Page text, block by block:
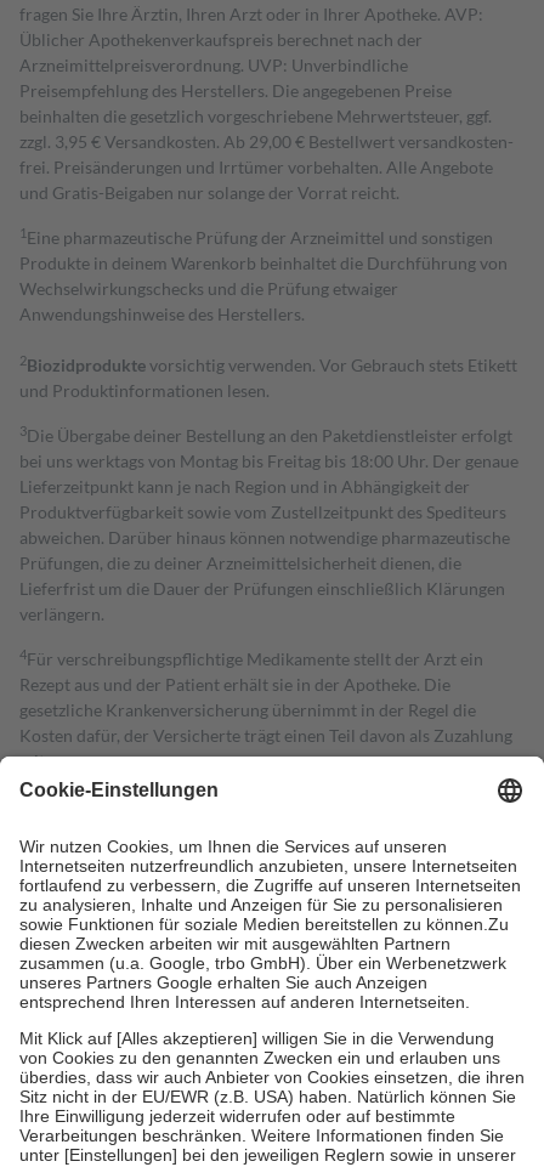
fragen Sie Ihre Ärztin, Ihren Arzt oder in Ihrer Apotheke. AVP:
Üblicher Apothekenverkaufspreis berechnet nach der
Arzneimittelpreisverordnung. UVP: Unverbindliche
Preisempfehlung des Herstellers. Die angegebenen Preise
beinhalten die gesetzlich vorgeschriebene Mehrwertsteuer, ggf.
zzgl. 3,95 € Versandkosten. Ab 29,00 € Bestell­wert versand­kosten­
frei. Preisänderungen und Irrtümer vorbehalten. Alle Angebote
und Gratis-Beigaben nur solange der Vorrat reicht.
1 Eine pharmazeutische Prüfung der Arzneimittel und sonstigen
Produkte in deinem Warenkorb beinhaltet die Durchführung von
Wechselwirkungschecks und die Prüfung etwaiger
Anwendungshinweise des Herstellers.
2Biozidproduktevorsichtig verwenden. Vor Gebrauch stets Etikett
und Produktinformationen lesen.
3Die Übergabe deiner Bestellung an den Paketdienstleister erfolgt
bei uns werktags von Montag bis Freitag bis 18:00 Uhr. Der genaue
Lieferzeitpunkt kann je nach Region und in Abhängigkeit der
Produktverfügbarkeit sowie vom Zustellzeitpunkt des Spediteurs
abweichen. Darüber hinaus können notwendige pharmazeutische
Prüfungen, die zu deiner Arzneimittelsicherheit dienen, die
Lieferfrist um die Dauer der Prüfungen einschließlich Klärungen
verlängern.
4Für verschreibungspflichtige Medikamente stellt der Arzt ein
Rezept aus und der Patient erhält sie in der Apotheke. Die
gesetzliche Krankenversicherung übernimmt in der Regel die
Kosten dafür, der Versicherte trägt einen Teil davon als Zuzahlung
mit.
Grundsätzlich leisten Mitglieder Zuzahlungen in Höhe von zehn
höchstens zehn Euro.
Es sind jedoch nie mehr als die tatsächlichen
Kosten der Leistung zu entrichten.
Diese Regeln gelten grundsätzlich auch für Online-Apotheken.
Bei Heilmitteln und häuslicher Krankenpflege beträgt die
Zuzahlung zehn Prozent der Kosten sowie zehn Euro je
Verordnung.
Um das Engagement der Versicherten für ihre eigene Gesundheit zu
stärken und die besondere Stellung der Familie zu unterstützen,
fallenkeine Zuzahlungenan bei:
• Kindern und Jugendlichen bis zum vollendeten 18. Lebensjahr
mit Ausnahme der Fahrkosten
• Untersuchungen zur Vorsorge und Früherkennung, die von der
GKV getragen werden